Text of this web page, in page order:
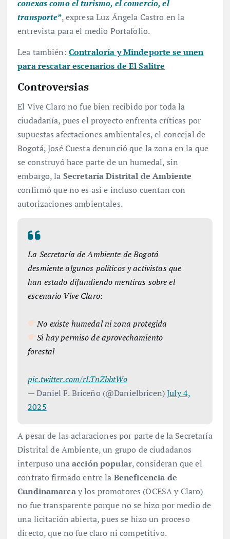
conexas como el turismo, el comercio, el
transporte”, expresa Luz Ángela Castro en la
entrevista para el medio Portafolio.
Lea también: Contraloría y Mindeporte se unen
para rescatar escenarios de El Salitre
Controversias
El Vive Claro no fue bien recibido por toda la
ciudadanía, pues el proyecto enfrenta críticas por
supuestas afectaciones ambientales, el concejal de
Bogotá, José Cuesta denunció que la zona en la que
se construyó hace parte de un humedal, sin
embargo, la Secretaría Distrital de Ambiente
confirmó que no es así e incluso cuentan con
autorizaciones ambientales.
La Secretaría de Ambiente de Bogotá
desmiente algunos políticos y activistas que
han estado difundiendo mentiras sobre el
escenario Vive Claro:
No existe humedal ni zona protegida
Si hay permiso de aprovechamiento
forestal
pic.twitter.com/rLTnZbbtWo
— Daniel F. Briceño (@Danielbricen)July 4,
2025
A pesar de las aclaraciones por parte de la Secretaría
Distrital de Ambiente, un grupo de ciudadanos
interpuso unaacción popular, consideran que el
contrato firmado entre la Beneficencia de
Cundinamarcay los promotores (OCESA y Claro)
no fue transparente porque no se hizo por medio de
una licitación abierta, pues se hizo un proceso
directo, que no fue claro ni competitivo.